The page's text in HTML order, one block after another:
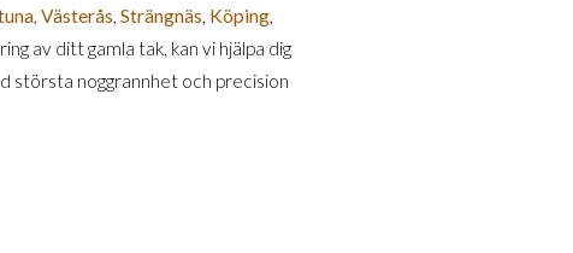
, Västerås, Strängnäs, Köping,
av ditt gamla tak, kan vi hjälpa dig
största noggrannhet och precision